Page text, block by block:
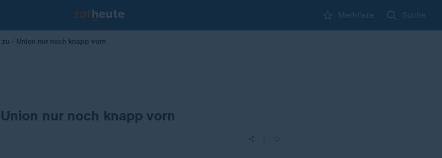
Merkliste Suche
- Union nur noch knapp vorn
nur noch knapp vorn